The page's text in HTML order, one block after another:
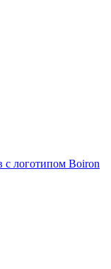
с логотипом Boiron